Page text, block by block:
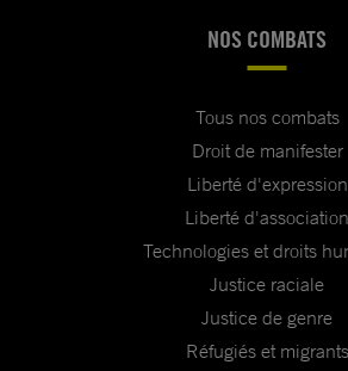
NOS COMBATS
Tous nos combats
Droit de manifester
Liberté d'expression
Liberté d'association
Technologies et droits
Justice raciale
Justice de genre
Réfugiés et migrants